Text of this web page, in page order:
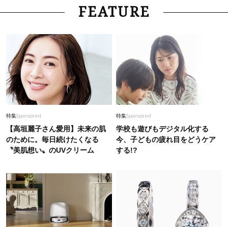
Fashion 2026.8.8
ラクなのに手抜きに見えない！40代の体型カバ
Fashion
【40代のリアル買い】U5千円から！今、本当に
選ばれている「夏のきれいめ服」TOP5
「それどこの？」と褒められる！可愛すぎる
【YSL】の新作「万能クリーム」が夏のお守りに
40代の夏服は「スマホショルダー」で洒落る！
小物を効かせた【ストレスフリーコーデ】2選
Fashion 2026.7.2
FEATURE
特集Sponsored
【高垣麗子さん愛用】未来の肌
のために。毎日続けたくなる
〝美肌想い〟のUVクリーム
特集Sponsored
学校も遊びもデジタル化する
今、子どもの疲れ目をどうケア
する!?